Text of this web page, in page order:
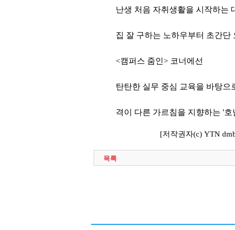
난생 처음 자취생활을 시작하는
집 잘 구하는 노하우부터 초간
<캠퍼스 줌인> 코너에선
탄탄한 실무 중심 교육을 바탕으
격이 다른 가르침을 지향하는 '
[저작권자(c) YTN
목록